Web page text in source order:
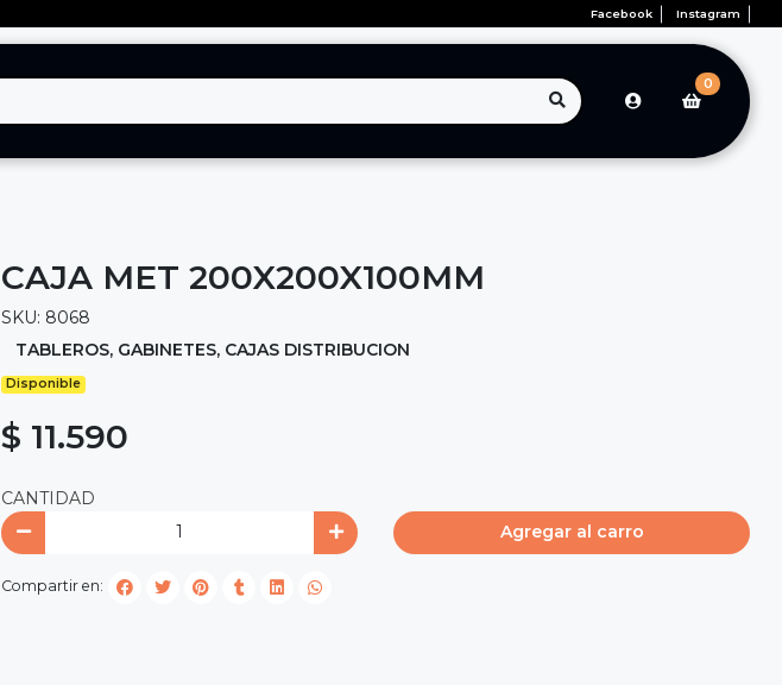
Facebook Instagram
0
CAJA MET 200X200X100MM
SKU: 8068
TABLEROS, GABINETES, CAJAS DISTRIBUCION
Disponible
$ 11.590
CANTIDAD
Agregar al carro
Compartir en: